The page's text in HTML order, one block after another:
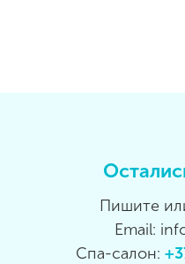
Пишите
Email:
Спа-салон: